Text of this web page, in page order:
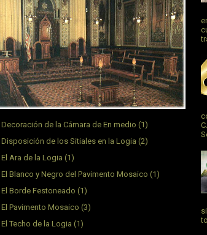
Decoración de la Cámara de En medio (1)
Disposición de los Sitiales en la Logia (2)
El Ara de la Logia (1)
El Blanco y Negro del Pavimento Mosaico (1)
El Borde Festoneado (1)
El Pavimento Mosaico (3)
El Techo de la Logia (1)